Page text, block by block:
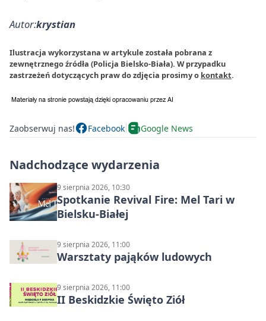
Autor:krystian
Ilustracja wykorzystana w artykule została pobrana z
zewnętrznego źródła (Policja Bielsko-Biała). W przypadku
zastrzeżeń dotyczących praw do zdjęcia prosimy o kontakt.
Zaobserwuj nas! Facebook Google News
Nadchodzące wydarzenia
9 sierpnia 2026, 10:30
Spotkanie Revival Fire: Mel Tari w
Bielsku-Białej
9 sierpnia 2026, 11:00
Warsztaty pająków ludowych
9 sierpnia 2026, 11:00
II Beskidzkie Święto Ziół